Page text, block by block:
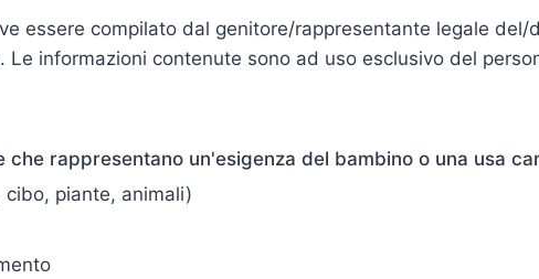
essere compilato dal genitore/rappresentante legale del/
Le informazioni contenute sono ad uso esclusivo del
che rappresentano un'esigenza del bambino o una usa
piante, animali)